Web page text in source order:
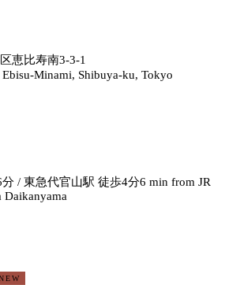
恵比寿南3-3-1
Minami, Shibuya-ku, Tokyo
/ 東急代官山駅 徒歩4分6 min from JR
Daikanyama